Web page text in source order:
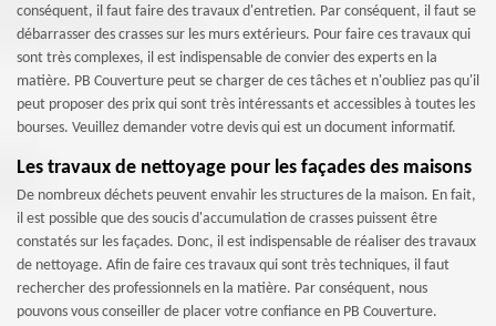
conséquent, il faut faire des travaux d'entretien. Par conséquent, il faut se
débarrasser des crasses sur les murs extérieurs. Pour faire ces travaux qui
sont très complexes, il est indispensable de convier des experts en la
matière. PB Couverture peut se charger de ces tâches et n'oubliez pas qu'il
peut proposer des prix qui sont très intéressants et accessibles à toutes les
bourses. Veuillez demander votre devis qui est un document informatif.
Les travaux de nettoyage pour les façades des maisons
De nombreux déchets peuvent envahir les structures de la maison. En fait,
il est possible que des soucis d'accumulation de crasses puissent être
constatés sur les façades. Donc, il est indispensable de réaliser des travaux
de nettoyage. Afin de faire ces travaux qui sont très techniques, il faut
rechercher des professionnels en la matière. Par conséquent, nous
pouvons vous conseiller de placer votre confiance en PB Couverture.